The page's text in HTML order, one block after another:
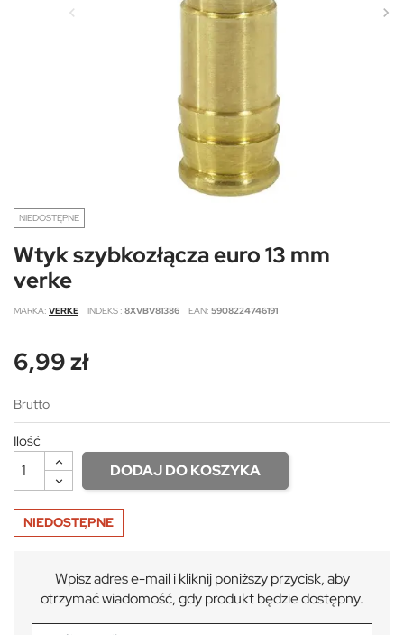
NIEDOSTĘPNE
Wtyk szybkozłącza euro 13 mm
verke
MARKA VERKE INDEKS 8XVBV81386 EAN 5908224746191
6,99 zł
Brutto
Ilość
DODAJ DO KOSZYKA
NIEDOSTĘPNE
Wpisz adres e-mail i kliknij poniższy przycisk, aby
otrzymać wiadomość, gdy produkt będzie dostępny.